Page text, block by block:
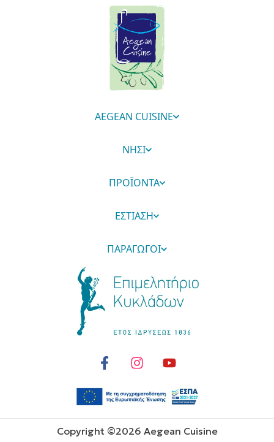
AEGEAN CUISINE
ΝΗΣΙ
ΠΡΟΪΟΝΤΑ
ΕΣΤΙΑΣΗ
ΠΑΡΑΓΩΓΟΙ
Copyright ©2026 Aegean Cuisine